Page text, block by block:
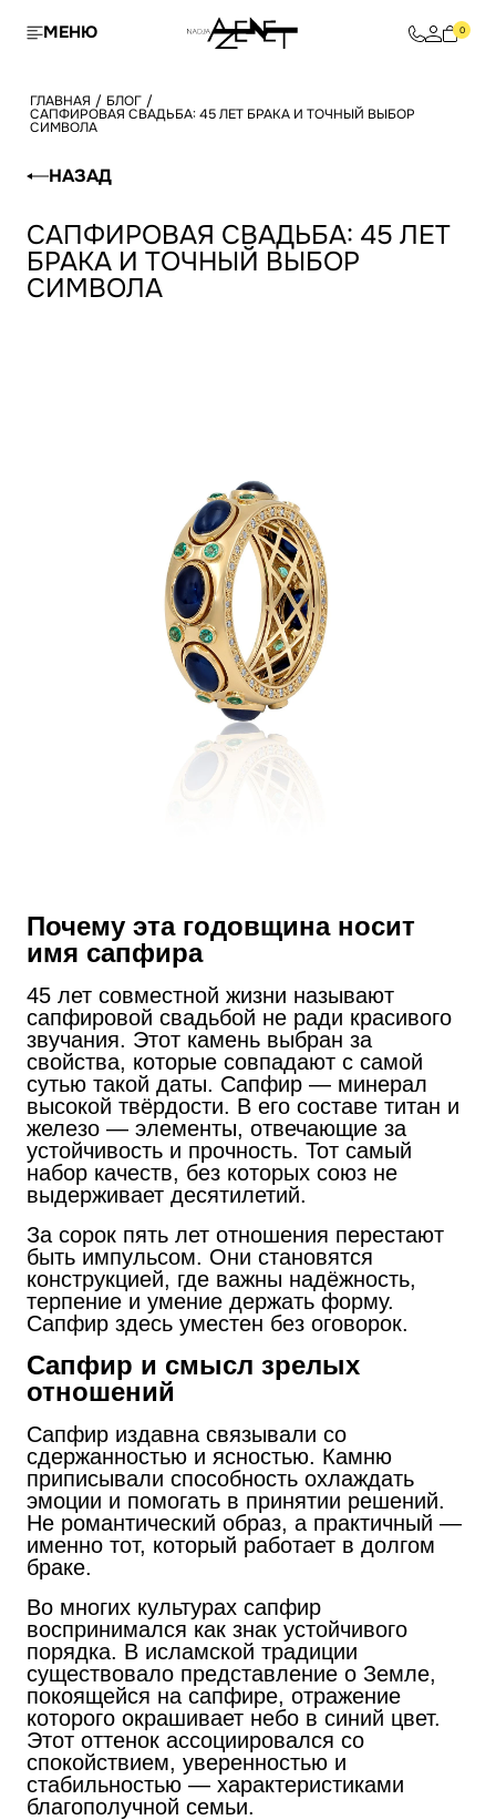
МЕНЮ 0
ГЛАВНАЯ / БЛОГ /
САПФИРОВАЯ СВАДЬБА: 45 ЛЕТ БРАКА И ТОЧНЫЙ ВЫБОР
СИМВОЛА
НАЗАД
САПФИРОВАЯ СВАДЬБА: 45 ЛЕТ
БРАКА И ТОЧНЫЙ ВЫБОР
СИМВОЛА
Почему эта годовщина носит
имя сапфира
45 лет совместной жизни называют
сапфировой свадьбой не ради красивого
звучания. Этот камень выбран за
свойства, которые совпадают с самой
сутью такой даты. Сапфир — минерал
высокой твёрдости. В его составе титан и
железо — элементы, отвечающие за
устойчивость и прочность. Тот самый
набор качеств, без которых союз не
выдерживает десятилетий.
За сорок пять лет отношения перестают
быть импульсом. Они становятся
конструкцией, где важны надёжность,
терпение и умение держать форму.
Сапфир здесь уместен без оговорок.
Сапфир и смысл зрелых
отношений
Сапфир издавна связывали со
сдержанностью и ясностью. Камню
приписывали способность охлаждать
эмоции и помогать в принятии решений.
Не романтический образ, а практичный —
именно тот, который работает в долгом
браке.
Во многих культурах сапфир
воспринимался как знак устойчивого
порядка. В исламской традиции
существовало представление о Земле,
покоящейся на сапфире, отражение
которого окрашивает небо в синий цвет.
Этот оттенок ассоциировался со
спокойствием, уверенностью и
стабильностью — характеристиками
благополучной семьи.